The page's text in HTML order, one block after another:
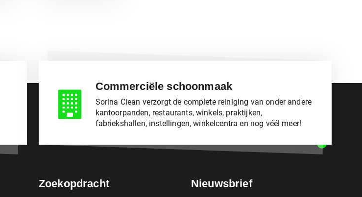
Commerciële schoonmaak
Sorina Clean verzorgt de complete reiniging van onder andere
kantoorpanden, restaurants, winkels, praktijken,
fabriekshallen, instellingen, winkelcentra en nog véél meer!
Zoekopdracht Nieuwsbrief